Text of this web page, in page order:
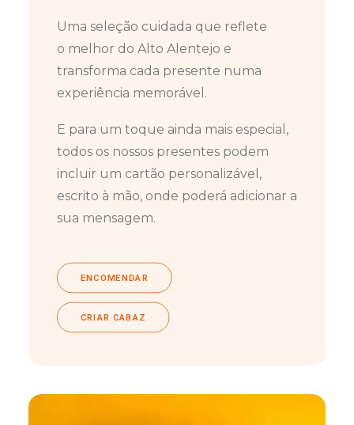
Uma seleção cuidada que reflete
o melhor do Alto Alentejo e
transforma cada presente numa
experiência memorável.
E para um toque ainda mais especial,
todos os nossos presentes podem
incluir um cartão personalizável,
escrito à mão, onde poderá adicionar a
sua mensagem.
ENCOMENDAR
CRIAR CABAZ